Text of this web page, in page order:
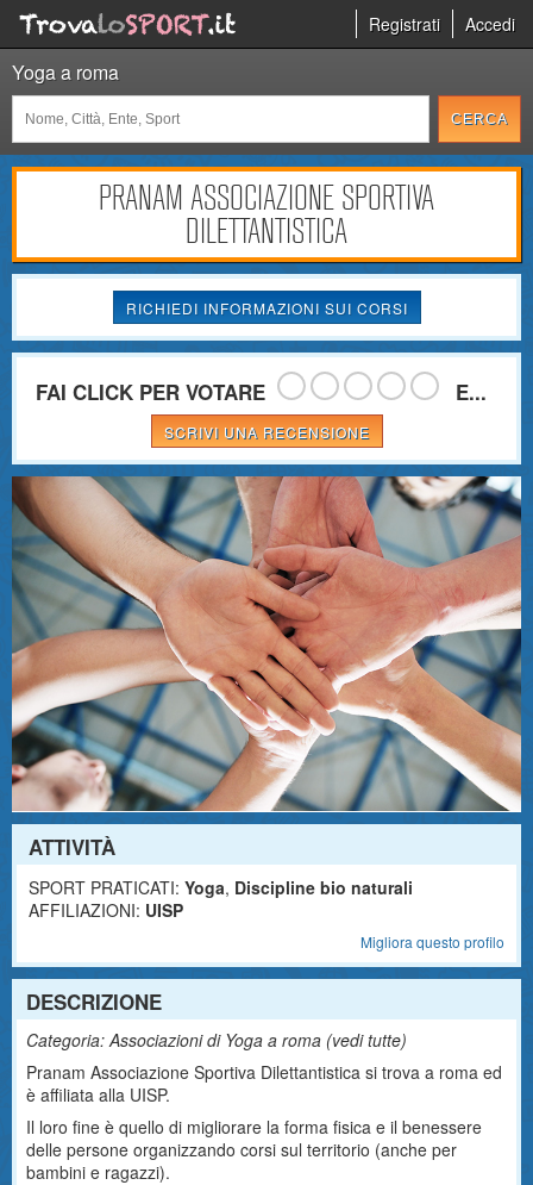
Registrati Accedi
Yoga a roma
PRANAM ASSOCIAZIONE SPORTIVA
DILETTANTISTICA
RICHIEDI INFORMAZIONI SUI CORSI
FAI CLICK PER VOTARE E...
SCRIVI UNA RECENSIONE
ATTIVITÀ
SPORT PRATICATI: Yoga, Discipline bio naturali
AFFILIAZIONI: UISP
Migliora questo profilo
DESCRIZIONE
Categoria: Associazioni di Yoga a roma (vedi tutte)
Pranam Associazione Sportiva Dilettantistica si trova a roma ed
è affiliata alla UISP.
Il loro fine è quello di migliorare la forma fisica e il benessere
delle persone organizzando corsi sul territorio (anche per
bambini e ragazzi).